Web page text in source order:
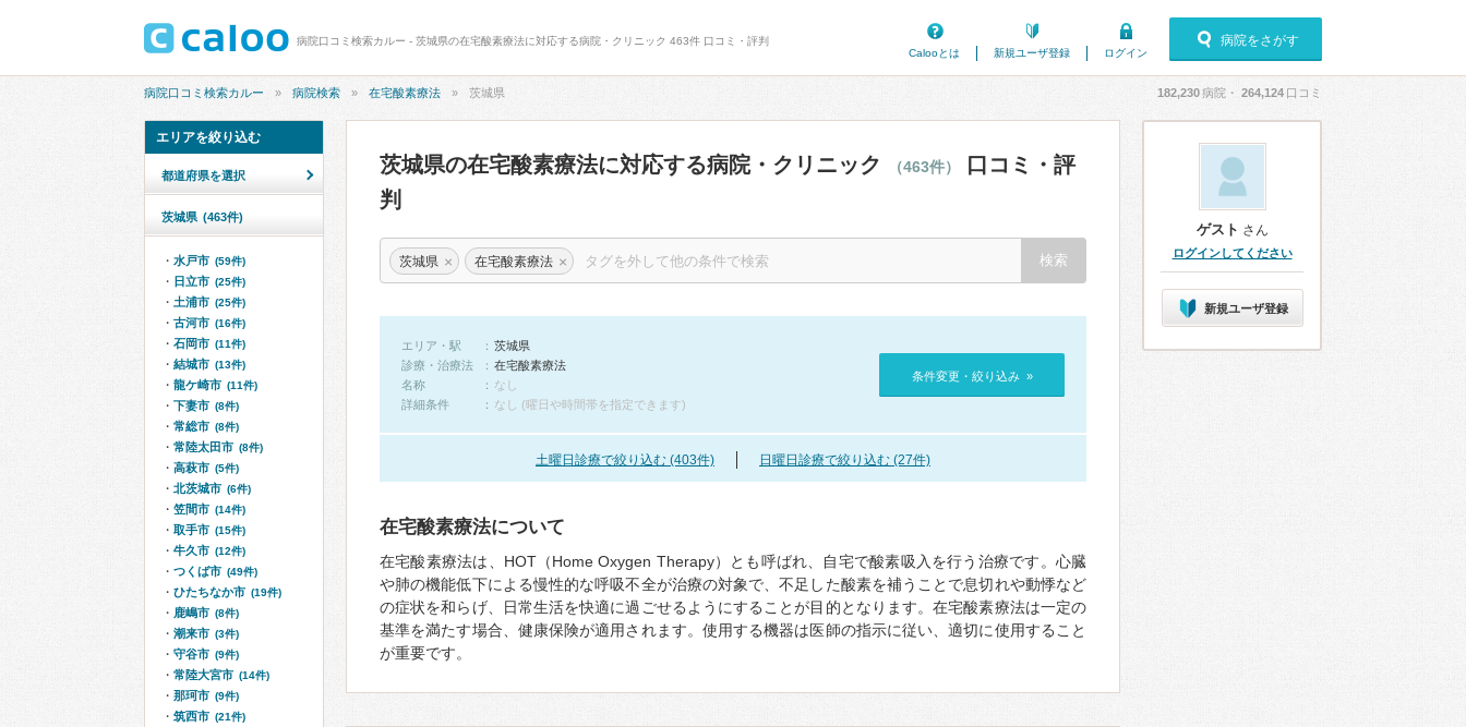
病院口コミ検索カルー - 茨城県の在宅酸素療法に対応する病院・クリニック 463件 口コミ・評判
Calooとは
新規ユーザ登録 ログイン
病院をさがす
病院口コミ検索カルー 病院検索 在宅酸素療法 茨城県 182,230病院・ 264,124 口コミ
茨城県の在宅酸素療法に対応する病院・クリニック （463件）
口コミ・評
判
茨城県 × 在宅酸素療法 ×
エリア・駅
茨城県
診療・治療法
在宅酸素療法
名称
なし
詳細条件
なし (曜日や時間帯を指定できます)
条件変更・絞り込み »
土曜日診療で絞り込む (403件) 日曜日診療で絞り込む (27件)
在宅酸素療法について
在宅酸素療法は、HOT（Home Oxygen Therapy）とも呼ばれ、自宅で酸素吸入を行う治療です。心臓
や肺の機能低下による慢性的な呼吸不全が治療の対象で、不足した酸素を補うことで息切れや動悸など
の症状を和らげ、日常生活を快適に過ごせるようにすることが目的となります。在宅酸素療法は一定の
基準を満たす場合、健康保険が適用されます。使用する機器は医師の指示に従い、適切に使用すること
が重要です。
エリアを絞り込む
都道府県を選択
茨城県 (463件)
水戸市 (59件)
日立市 (25件)
土浦市 (25件)
古河市 (16件)
石岡市 (11件)
結城市 (13件)
龍ケ崎市 (11件)
下妻市 (8件)
常総市 (8件)
常陸太田市 (8件)
高萩市 (5件)
北茨城市 (6件)
笠間市 (14件)
取手市 (15件)
牛久市 (12件)
つくば市 (49件)
ひたちなか市 (19件)
鹿嶋市 (8件)
潮来市 (3件)
守谷市 (9件)
常陸大宮市 (14件)
那珂市 (9件)
筑西市 (21件)
ゲスト さん
ログインしてください
新規ユーザ登録